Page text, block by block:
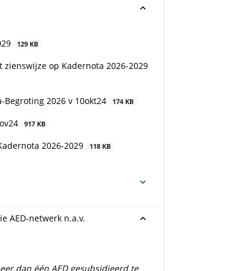
129 KB
zienswijze op Kadernota 2026-2029
2026 v 10okt24 174 KB
917 KB
2026-2029 118 KB
AED-netwerk n.a.v.
dan één AED gesubsidieerd te